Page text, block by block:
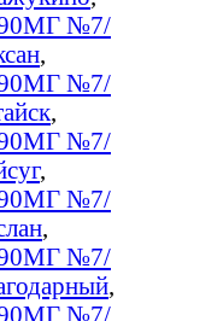
№7/
,
№7/
,
№7/
,
№7/
,
№7/
,
№7/